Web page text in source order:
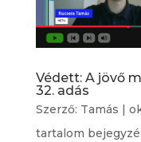
Védett: A jövő
32. adás
Szerző: Tamás |
tartalom